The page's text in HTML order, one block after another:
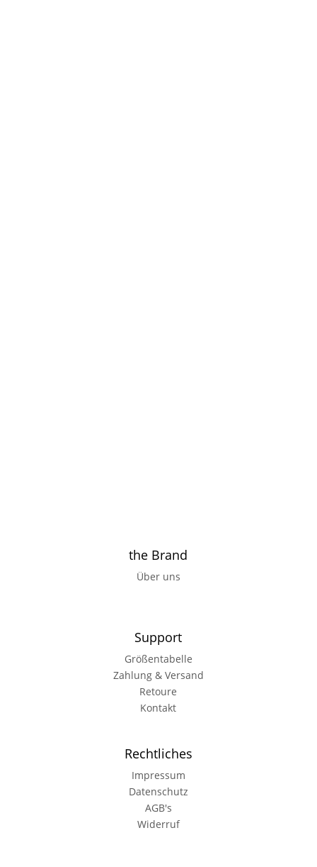
the Brand
Über uns
Support
Größentabelle
Zahlung & Versand
Retoure
Kontakt
Rechtliches
Impressum
Datenschutz
AGB's
Widerruf